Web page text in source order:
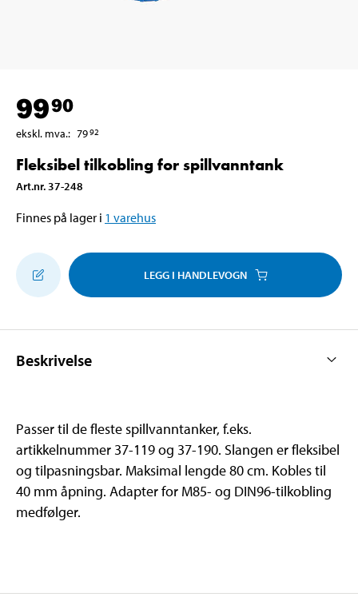
9990
ekskl. mva.: 7992
Fleksibel tilkobling for spillvanntank
Art.nr. 37-248
Finnes på lager i 1 varehus
LEGG I HANDLEVOGN
Beskrivelse
Passer til de fleste spillvanntanker, f.eks.
artikkelnummer 37-119 og 37-190. Slangen er fleksibel
og tilpasningsbar. Maksimal lengde 80 cm. Kobles til
40 mm åpning. Adapter for M85- og DIN96-tilkobling
medfølger.